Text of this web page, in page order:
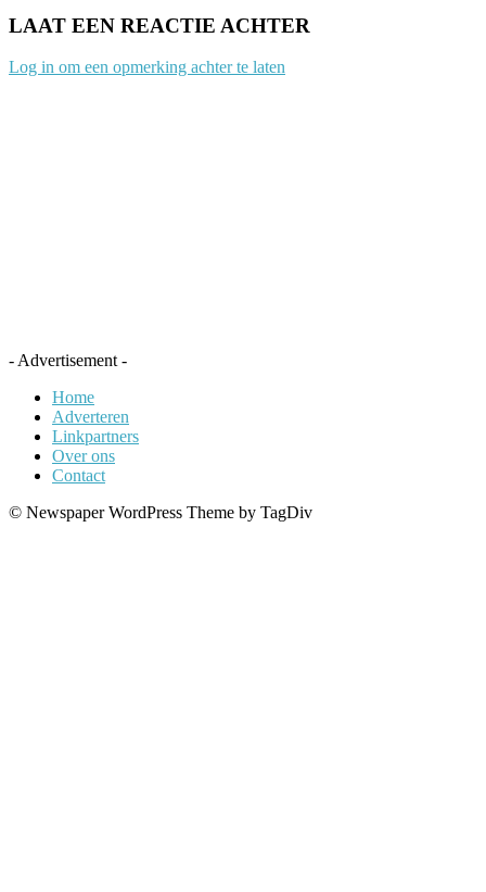
LAAT EEN REACTIE ACHTER
Log in om een opmerking achter te laten
- Advertisement -
Home
Adverteren
Linkpartners
Over ons
Contact
© Newspaper WordPress Theme by TagDiv